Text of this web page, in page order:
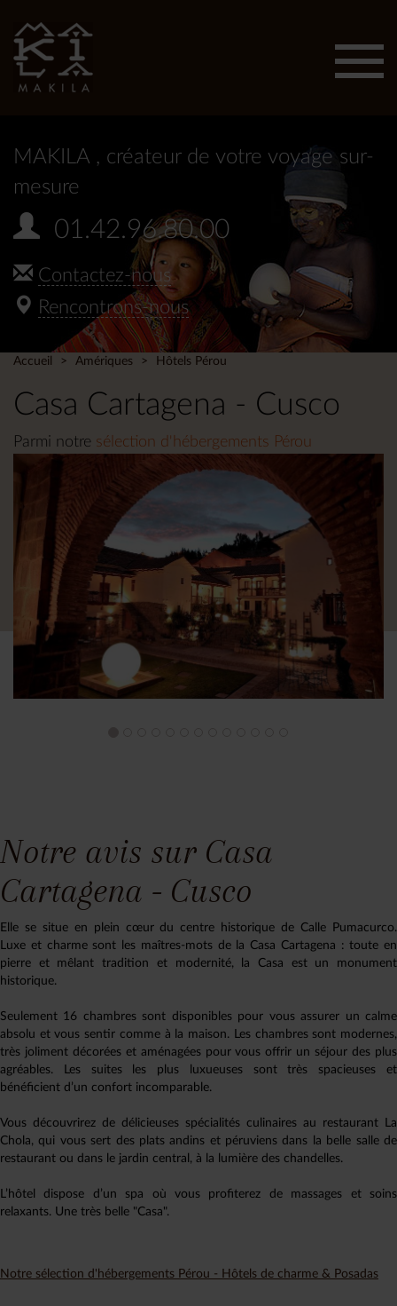
MAKILA , créateur de votre voyage sur-
mesure
01.42.96.80.00
Contactez-nous
Rencontrons-nous
Accueil Amériques Hôtels Pérou
Casa Cartagena - Cusco
Parmi notre sélection d'hébergements Pérou
Notre avis sur Casa
Cartagena - Cusco
Elle se situe en plein cœur du centre historique de Calle Pumacurco.
Luxe et charme sont les maîtres-mots de la Casa Cartagena : toute en
pierre et mêlant tradition et modernité, la Casa est un monument
historique.
Seulement 16 chambres sont disponibles pour vous assurer un calme
absolu et vous sentir comme à la maison. Les chambres sont modernes,
très joliment décorées et aménagées pour vous offrir un séjour des plus
agréables. Les suites les plus luxueuses sont très spacieuses et
bénéficient d’un confort incomparable.
Vous découvrirez de délicieuses spécialités culinaires au restaurant La
Chola, qui vous sert des plats andins et péruviens dans la belle salle de
restaurant ou dans le jardin central, à la lumière des chandelles.
L’hôtel dispose d’un spa où vous profiterez de massages et soins
relaxants. Une très belle "Casa".
Notre sélection d'hébergements Pérou - Hôtels de charme & Posadas